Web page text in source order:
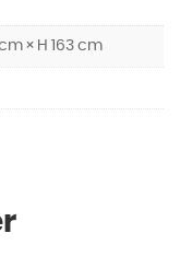
× H 163 cm